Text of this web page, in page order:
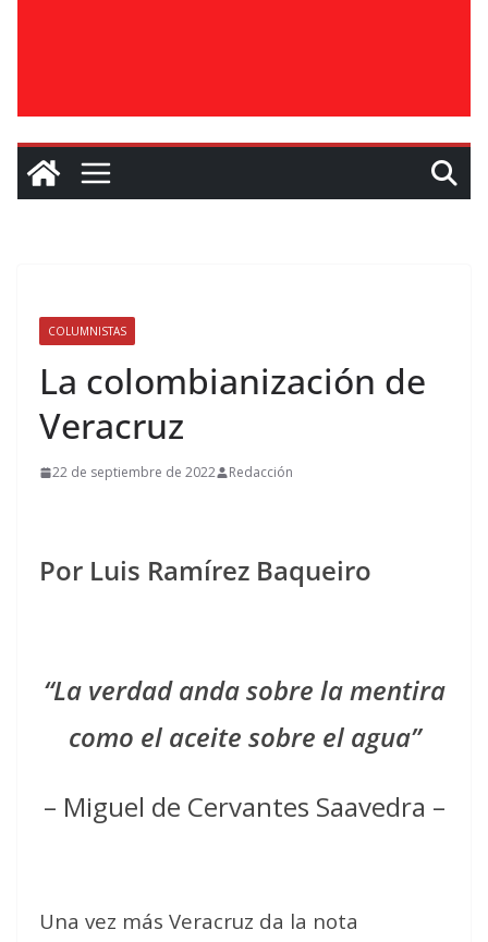
COLUMNISTAS
La colombianización de
Veracruz
22 de septiembre de 2022 Redacción
Por Luis Ramírez Baqueiro
“La verdad anda sobre la mentira
como el aceite sobre el agua”
– Miguel de Cervantes Saavedra –
Una vez más Veracruz da la nota